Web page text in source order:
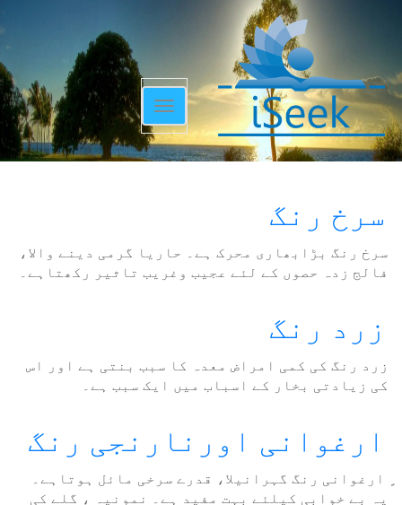
Toggle
navigation
سرخ رنگ
سرخ رنگ بڑابھاری محرک ہے۔ حاریا گرمی دینے والا،
فالج زدہ حصوں کے لئے عجیب وغریب تاثیر رکھتاہے۔
زرد رنگ
زرد رنگ کی کمی امراض معدہ کا سبب بنتی ہے اور اس
کی زیادتی بخار کے اسباب میں ایک سبب ہے۔
ارغوانی اورنارنجی رنگ
ٍ ارغوانی رنگ گہرانیلا، قدرے سرخی مائل ہوتاہے۔
یہ بے خوابی کیلئے بہت مفید ہے۔ نمونیہ ، گلے کی